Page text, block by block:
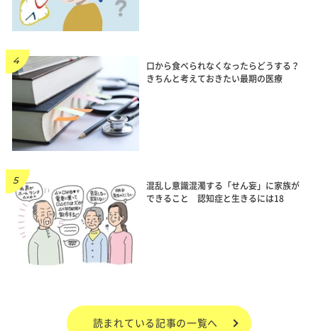
口から食べられなくなったらどうする？
きちんと考えておきたい最期の医療
混乱し意識混濁する「せん妄」に家族が
できること 認知症と生きるには18
読まれている記事の一覧へ